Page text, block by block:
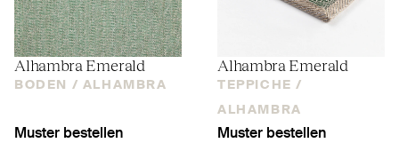
Alhambra Emerald
BODEN / ALHAMBRA
Muster bestellen
Alhambra Emerald
TEPPICHE /
ALHAMBRA
Muster bestellen